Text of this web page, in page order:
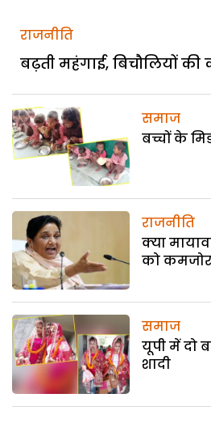
राजनीति
बढ़ती महंगाई, बिचौलियों की
समाज
बच्चों के
राजनीति
क्या
को कमजोर
समाज
यूपी में दो
शादी